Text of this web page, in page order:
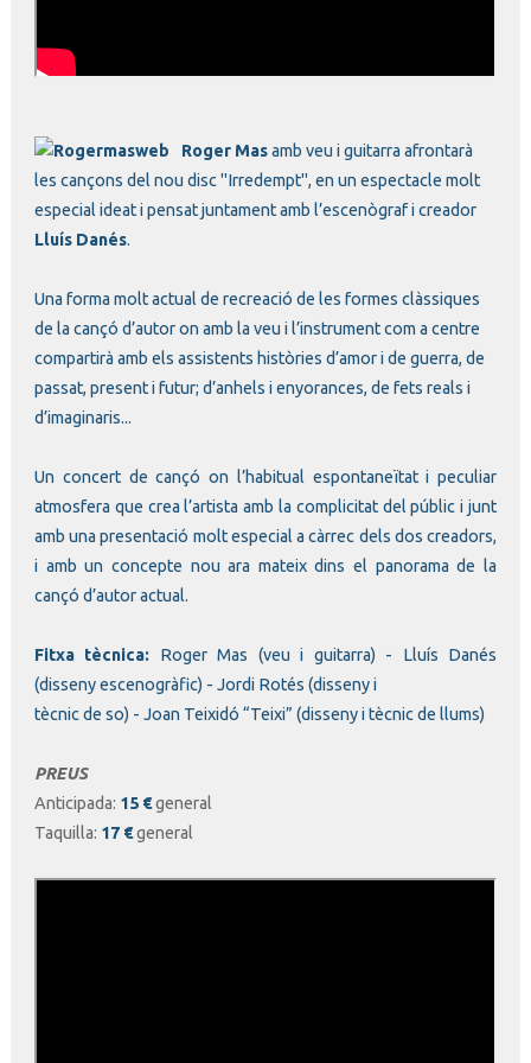
Roger Masamb veu i guitarra afrontarà
les cançons del nou disc "Irredempt", en un espectacle molt
especial ideat i pensat juntament amb l’escenògraf i creador
Lluís Danés.
Una forma molt actual de recreació de les formes clàssiques
de la cançó d’autor on amb la veu i l’instrument com a centre
compartirà amb els assistents històries d’amor i de guerra, de
passat, present i futur; d’anhels i enyorances, de fets reals i
d’imaginaris...
Un concert de cançó on l’habitual espontaneïtat i peculiar
atmosfera que crea l’artista amb la complicitat del públic i junt
amb una presentació molt especial a càrrec dels dos creadors,
i amb un concepte nou ara mateix dins el panorama de la
cançó d’autor actual.
Fitxa tècnica: Roger Mas (veu i guitarra) - Lluís Danés
(disseny escenogràfic) - Jordi Rotés (disseny i
tècnic de so) - Joan Teixidó “Teixi” (disseny i tècnic de llums)
PREUS
Anticipada: 15 €general
Taquilla: 17 €general